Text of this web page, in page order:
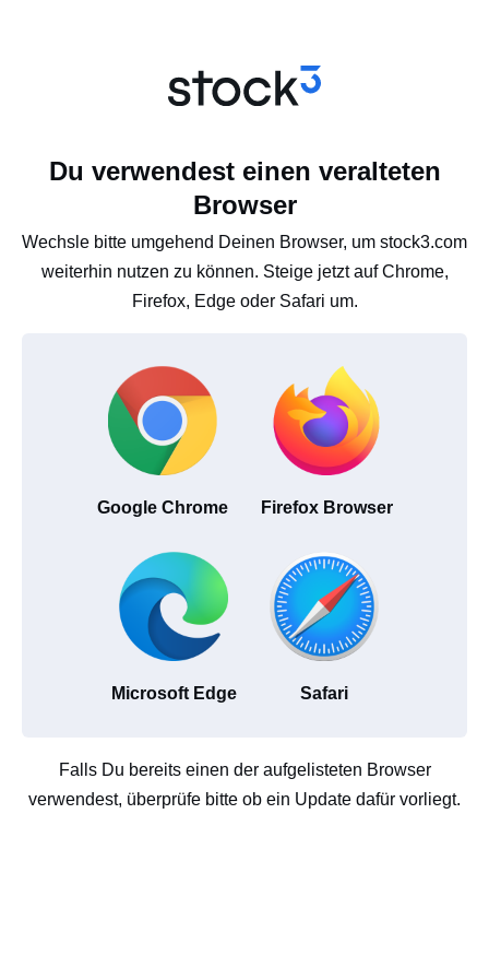
Du verwendest einen veralteten
Browser
Wechsle bitte umgehend Deinen Browser, um stock3.com
weiterhin nutzen zu können. Steige jetzt auf Chrome,
Firefox, Edge oder Safari um.
Google Chrome Firefox Browser
Microsoft Edge Safari
Falls Du bereits einen der aufgelisteten Browser
verwendest, überprüfe bitte ob ein Update dafür vorliegt.